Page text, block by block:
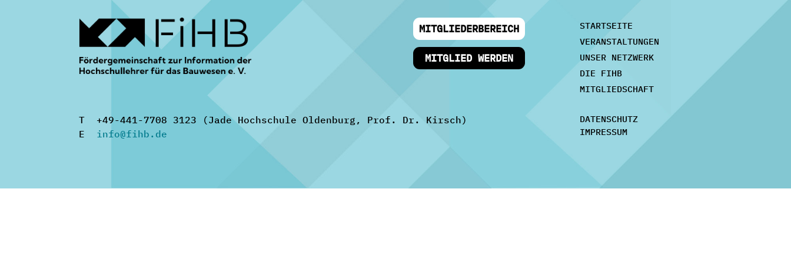
MITGLIEDERBEREICH
MITGLIED WERDEN
STARTSEITE
VERANSTALTUNGEN
UNSER NETZWERK
DIE FIHB
MITGLIEDSCHAFT
T +49-441-7708 3123 (Jade Hochschule Oldenburg, Prof. Dr. Kirsch)
E info@fihb.de
DATENSCHUTZ
IMPRESSUM